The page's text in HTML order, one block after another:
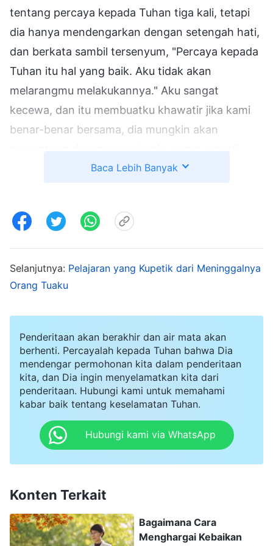
tentang percaya kepada Tuhan tiga kali, tetapi
dia hanya mendengarkan dengan setengah hati,
dan berkata sambil tersenyum, "Percaya kepada
Tuhan itu hal yang baik. Aku tidak akan
melarangmu melakukannya." Aku sangat
kecewa, dan itu membuatku khawatir jika kami
benar-benar bersama, dia mungkin akan
yang dialami saudari-saudari lain dari suami
menghabiskan waktu bersama, aku makin
menyukainya. Aku berpikir, "Kami baru bersama
selama beberapa bulan, tetapi pikiranku sudah
dipenuhi dengan hal-hal ini. Aku tidak bisa
tidak sepenuh hati saat membaca firman Tuhan.
Kalau kami benar-benar menikah, bukankah
setiap hari aku akan disibukkan dengan urusan
keluarga yang sepele ini dan tidak bisa
sepenuhnya fokus pada tugasku? Aku tidak bisa
terburu-buru menikah begitu saja." Namun,
orang tuaku ingin kami menikah hanya dalam
bahwa pernikahan akan benar-benar
menghancurkan kesempatanku untuk
diselamatkan dalam kepercayaanku kepada
Baca Lebih Banyak
Selanjutnya: Pelajaran yang Kupetik dari Meninggalnya
Orang Tuaku
Penderitaan akan berakhir dan air mata akan
berhenti. Percayalah kepada Tuhan bahwa Dia
mendengar permohonan kita dalam penderitaan
kita, dan Dia ingin menyelamatkan kita dari
penderitaan. Hubungi kami untuk memahami
kabar baik tentang keselamatan Tuhan.
Hubungi kami via WhatsApp
Konten Terkait
Bagaimana Cara
Menghargai Kebaikan